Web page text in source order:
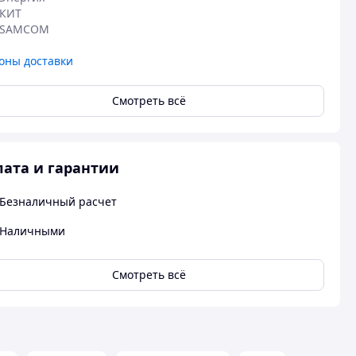
КИТ
SAMCOM
доставки
Смотреть всё
и гарантии
Безналичный расчет
Наличными
Смотреть всё